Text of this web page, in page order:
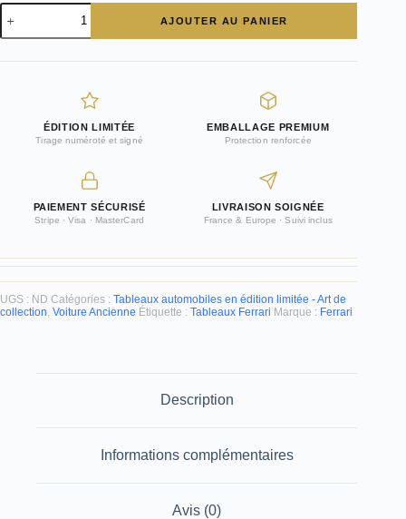
quantité
de
Ferrari
photographie
Roses
AJOUTER AU PANIER
ÉDITION LIMITÉE
Tirage numéroté et signé
EMBALLAGE PREMIUM
Protection renforcée
PAIEMENT SÉCURISÉ
Stripe · Visa · MasterCard
LIVRAISON SOIGNÉE
France & Europe · Suivi inclus
UGS : ND Catégories : Tableaux automobiles en édition limitée - Art de
collection Voiture Ancienne Étiquette : Tableaux Ferrari Marque : Ferrari
Description
Informations complémentaires
Avis (0)